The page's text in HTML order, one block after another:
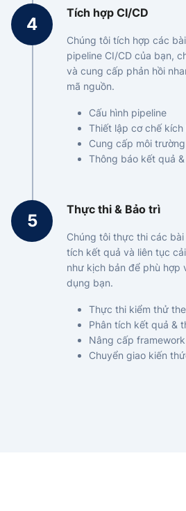
Tích hợp CI/CD
Chúng tôi tích hợp các
pipeline CI/CD của bạn,
và cung cấp phản hồi
mã nguồn.
Cấu hình pipeline
Thiết lập cơ chế kích
Cung cấp môi
Thông báo kết quả
Thực thi & Bảo trì
Chúng tôi thực thi các
tích kết quả và liên tục
như kịch bản để phù hợp
dụng bạn.
Thực thi kiểm thử
Phân tích kết quả &
Nâng cấp framework
Chuyển giao kiến